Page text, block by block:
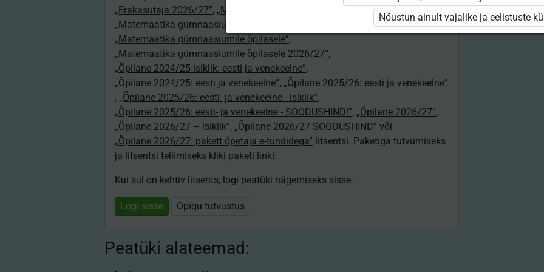
„Erakasutaja 2026/27”, „Matemaatika gümnaasiumile õpetajale”,
„Matemaatika gümnaasiumile õpetajale 2026/27”
„Matemaatika gümnaasiumile õpilasele”,
„Matemaatika gümnaasiumile õpilasele 2026/27”,
„Õpilane 2024/25 isiklik: eesti ja venekeelne”,
„Õpilane 2024/25: eesti ja venekeelne”, „Õpilane 2025/26: eesti ja venekeelne”
, „Õpilane 2025/26: eesti- ja venekeelne - isiklik”,
„Õpilane 2025/26: eesti- ja venekeelne - SOODUSHIND!”, „Õpilane 2026/27”,
„Õpilane 2026/27 – isiklik”, „Õpilane 2026/27 SOODUSHIND” või
„Õpilane 2026/27: pakett õpetaja e-tundidega” litsentsi. Paketiga tutvumiseks
ja litsentsi tellimiseks kliki paketi linki.
Kui sul on kehtiv litsents, logi peatüki nägemiseks sisse.
Logi sisse Opiqu tutvustus
Peatüki alateemad:
Nõustun ainult vajalike ja eelistuste